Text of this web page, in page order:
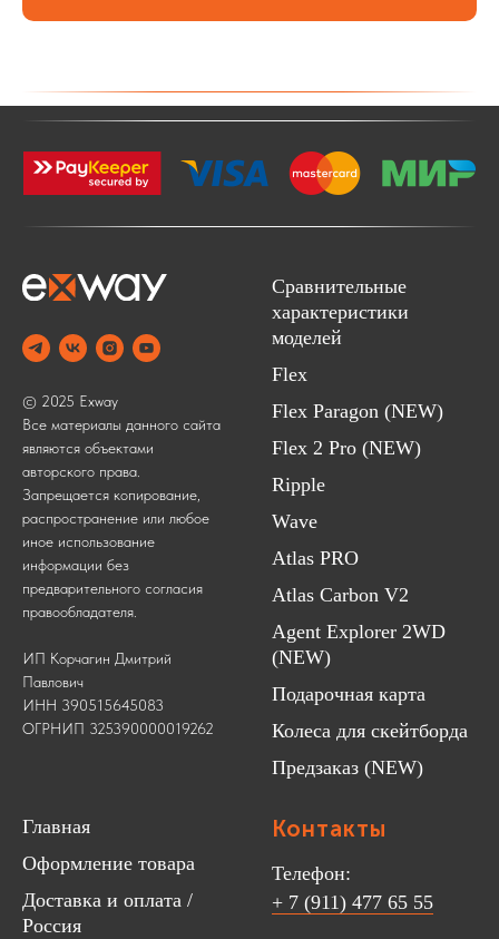
© 2025 Exway
Все материалы данного сайта
являются объектами
авторского права.
Запрещается копирование,
распространение или любое
иное использование
информации без
предварительного согласия
правообладателя.
ИП Корчагин Дмитрий
Павлович
ИНН 390515645083
ОГРНИП 325390000019262
Сравнительные
характеристики
моделей
Flex
Flex Paragon (NEW)
Flex 2 Pro (NEW)
Ripple
Wave
Atlas PRO
Atlas Carbon V2
Agent Explorer 2WD
(NEW)
Подарочная карта
Колеса для скейтборда
Предзаказ (NEW)
Главная
Оформление товара
Доставка и оплата /
Россия
Контакты
Телефон:
+ 7 (911) 477 65 55